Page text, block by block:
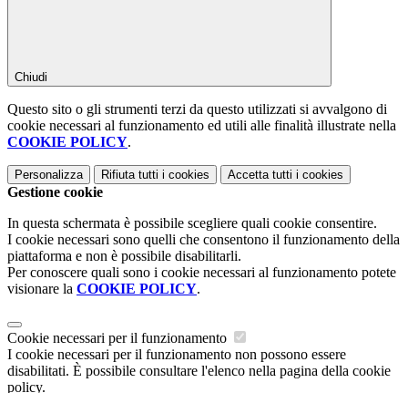
Chiudi
Questo sito o gli strumenti terzi da questo utilizzati si avvalgono di
cookie necessari al funzionamento ed utili alle finalità illustrate nella
COOKIE POLICY.
Personalizza Rifiuta tutti i cookies Accetta tutti i cookies
Gestione cookie
In questa schermata è possibile scegliere quali cookie consentire.
I cookie necessari sono quelli che consentono il funzionamento della
piattaforma e non è possibile disabilitarli.
Per conoscere quali sono i cookie necessari al funzionamento potete
visionare la COOKIE POLICY.
Cookie necessari per il funzionamento
I cookie necessari per il funzionamento non possono essere
disabilitati. È possibile consultare l'elenco nella pagina della cookie
policy.